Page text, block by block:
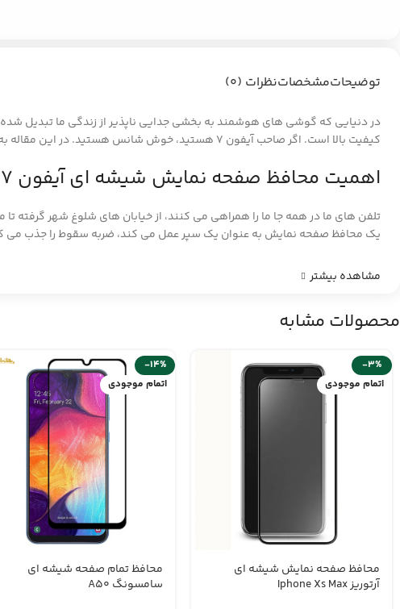
توضیحاتمشخصاتنظرات (0)
در دنیایی که گوشی های هوشمند به بخشی جدایی ناپذیر از زندگی ما تبدیل
کیفیت بالا است. اگر صاحب آیفون 7 هستید، خوش شانس هستید. در این مقاله به دنیای محافظ‌های صفحه شیشه‌ای می‌پردازیم.
اهمیت محافظ صفحه نمایش شیشه ای آیفون 7
تلفن های ما در همه جا ما را همراهی می کنند، از خیابان های شلوغ شهر
یک محافظ صفحه نمایش به عنوان یک سپر عمل می کند، ضربه سقوط را جذب می
مشاهده بیشتر
محصولات مشابه
-3%
اتمام موجودی
محافظ صفحه نمایش شیشه ای
آرتوریز Iphone Xs Max
-14%
اتمام موجودی
محافظ تمام صفحه شیشه ای
سامسونگ A50